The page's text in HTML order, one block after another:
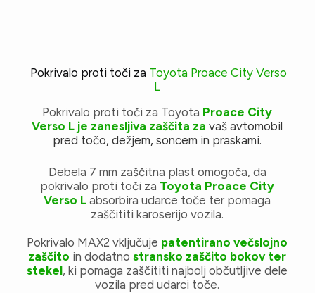
Pokrivalo proti toči za Toyota Proace City Verso
L
Pokrivalo proti toči za Toyota Proace City
Verso L je zanesljiva zaščita zavaš avtomobil
pred točo, dežjem, soncem in praskami.
Debela 7 mm zaščitna plast omogoča, da
pokrivalo proti toči za Toyota Proace City
Verso L absorbira udarce toče ter pomaga
zaščititi karoserijo vozila.
Pokrivalo MAX2 vključuje patentirano večslojno
zaščito in dodatnostransko zaščito bokov ter
stekel, ki pomaga zaščititi najbolj občutljive dele
vozila pred udarci toče.